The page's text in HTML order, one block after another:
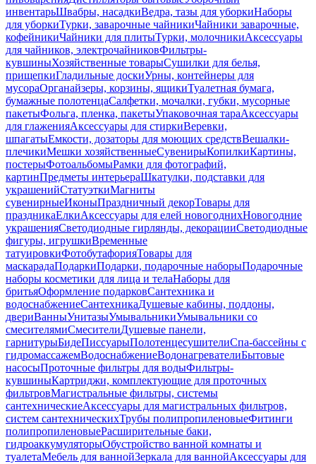
инвентарьШвабры, насадкиВедра, тазы для уборкиНаборы
для уборкиТурки, заварочные чайникиЧайники заварочные,
кофейникиЧайники для плитыТурки, молочникиАксессуары
для чайников, электрочайниковФильтры-
кувшиныХозяйственные товарыСушилки для белья,
прищепкиГладильные доскиУрны, контейнеры для
мусораОрганайзеры, корзины, ящикиТуалетная бумага,
бумажные полотенцаСалфетки, мочалки, губки, мусорные
пакетыФольга, пленка, пакетыУпаковочная тараАксессуары
для глаженияАксессуары для стиркиВеревки,
шпагатыЕмкости, дозаторы для моющих средствВешалки-
плечикиМешки хозяйственныеСувенирыКопилкиКартины,
постерыФотоальбомыРамки для фотографий,
картинПредметы интерьераШкатулки, подставки для
украшенийСтатуэткиМагниты
сувенирныеИконыПраздничный декорТовары для
праздникаЕлкиАксессуары для елей новогоднихНовогодние
украшенияСветодиодные гирлянды, декорацииСветодиодные
фигуры, игрушкиВременные
татуировкиФотобутафорияТовары для
маскарадаПодаркиПодарки, подарочные наборыПодарочные
наборы косметики для лица и телаНаборы для
бритьяОформление подарковСантехника и
водоснабжениеСантехникаДушевые кабины, поддоны,
двериВанныУнитазыУмывальникиУмывальники со
смесителямиСмесителиДушевые панели,
гарнитурыБидеПиссуарыПолотенцесушителиСпа-бассейны с
гидромассажемВодоснабжениеВодонагревателиБытовые
насосыПроточные фильтры для водыФильтры-
кувшиныКартриджи, комплектующие для проточных
фильтровМагистральные фильтры, системы
сантехническиеАксессуары для магистральных фильтров,
систем сантехническихТрубы полипропиленовыеФитинги
полипропиленовыеРасширительные баки,
гидроаккумуляторыОбустройство ванной комнаты и
туалетаМебель для ваннойЗеркала для ваннойАксессуары для